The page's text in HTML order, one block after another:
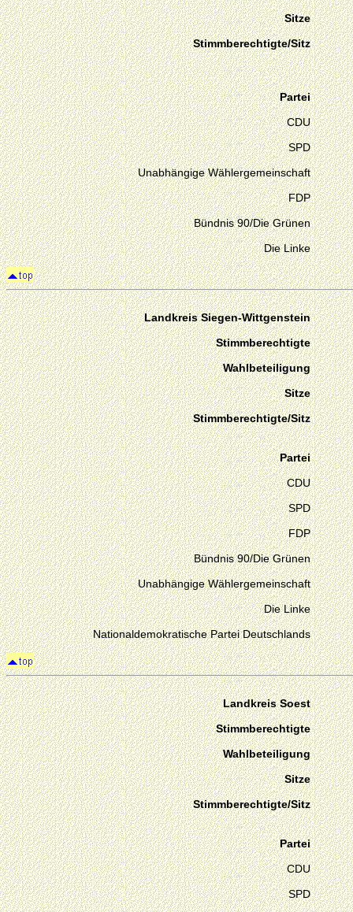
Sitze
Stimmberechtigte/Sitz
Partei
CDU
SPD
Unabhängige Wählergemeinschaft
FDP
Bündnis 90/Die Grünen
Die Linke
Landkreis Siegen-Wittgenstein
Stimmberechtigte
Wahlbeteiligung
Sitze
Stimmberechtigte/Sitz
Partei
CDU
SPD
FDP
Bündnis 90/Die Grünen
Unabhängige Wählergemeinschaft
Die Linke
Nationaldemokratische Partei Deutschlands
Landkreis Soest
Stimmberechtigte
Wahlbeteiligung
Sitze
Stimmberechtigte/Sitz
Partei
CDU
SPD